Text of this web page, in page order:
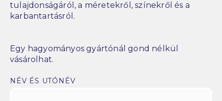
tulajdonságáról, a méretekről, színekről és a
karbantartásról.
Egy hagyományos gyártónál gond nélkül
vásárolhat.
NÉV ÉS UTÓNÉV